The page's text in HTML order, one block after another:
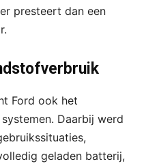
presteert dan een
Ford ook het
Daarbij werd
geladen batterij,